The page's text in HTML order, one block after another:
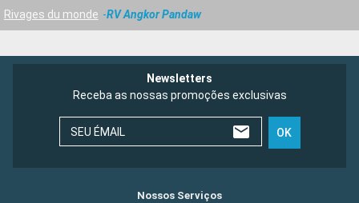
Rivages du monde
RV Angkor Pandaw
Newsletters
Receba as nossas promoções exclusivas
SEU ÉMAIL OK
Nossos Serviços